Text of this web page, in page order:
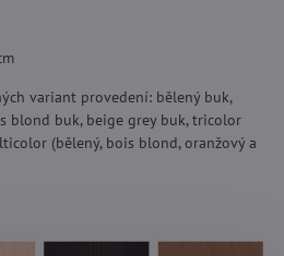
variant provedení: bělený buk,
blond buk, beige grey buk, tricolor
(bělený, bois blond, oranžový a